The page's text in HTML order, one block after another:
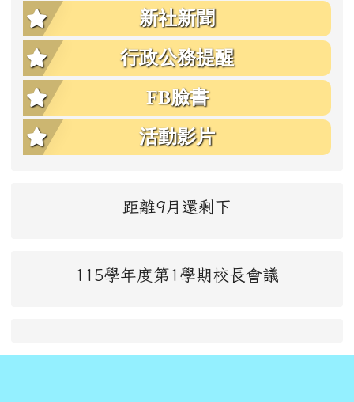
新社新聞
行政公務提醒
FB臉書
活動影片
距離9月還剩下
115學年度第1學期校長會議